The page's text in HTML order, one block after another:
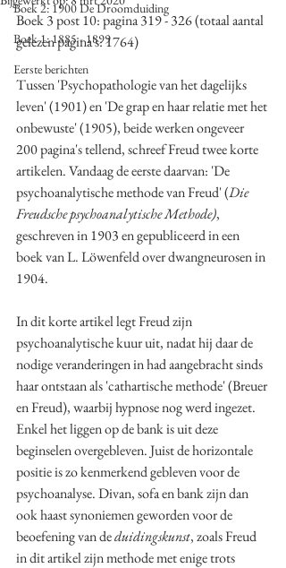
Boek 2: 1900 De Droomduiding
Boek 1: 1885 - 1899
Eerste berichten
Boek 3 post 10: pagina 319 - 326 (totaal aantal
gelezen pagina's: 1764)
Tussen 'Psychopathologie van het dagelijks
leven' (1901) en 'De grap en haar relatie met het
onbewuste' (1905), beide werken ongeveer
200 pagina's tellend, schreef Freud twee korte
artikelen. Vandaag de eerste daarvan: 'De
psychoanalytische methode van Freud' (Die
Freudsche psychoanalytische Methode),
geschreven in 1903 en gepubliceerd in een
boek van L. Löwenfeld over dwangneurosen in
1904.
In dit korte artikel legt Freud zijn
psychoanalytische kuur uit, nadat hij daar de
nodige veranderingen in had aangebracht sinds
haar ontstaan als 'cathartische methode' (Breuer
en Freud), waarbij hypnose nog werd ingezet.
Enkel het liggen op de bank is uit deze
beginselen overgebleven. Juist de horizontale
positie is zo kenmerkend gebleven voor de
psychoanalyse. Divan, sofa en bank zijn dan
ook haast synoniemen geworden voor de
beoefening van de duidingskunst, zoals Freud
in dit artikel zijn methode met enige trots